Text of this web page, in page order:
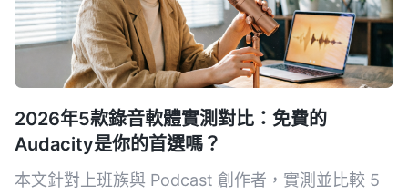
2026年5款錄音軟體實測對比：免費的
Audacity是你的首選嗎？
本文針對上班族與 Podcast 創作者，實測並比較 5